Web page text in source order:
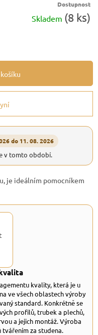
Dostupnost
Skladem (8 ks)
do 11. 08. 2026
v tomto období.
je ideálním pomocníkem
kvality, která je u
ve všech oblastech výroby
standard. Konkrétně se
profilů, trubek a plechů,
a jejich montáž. Výroba
za studena.